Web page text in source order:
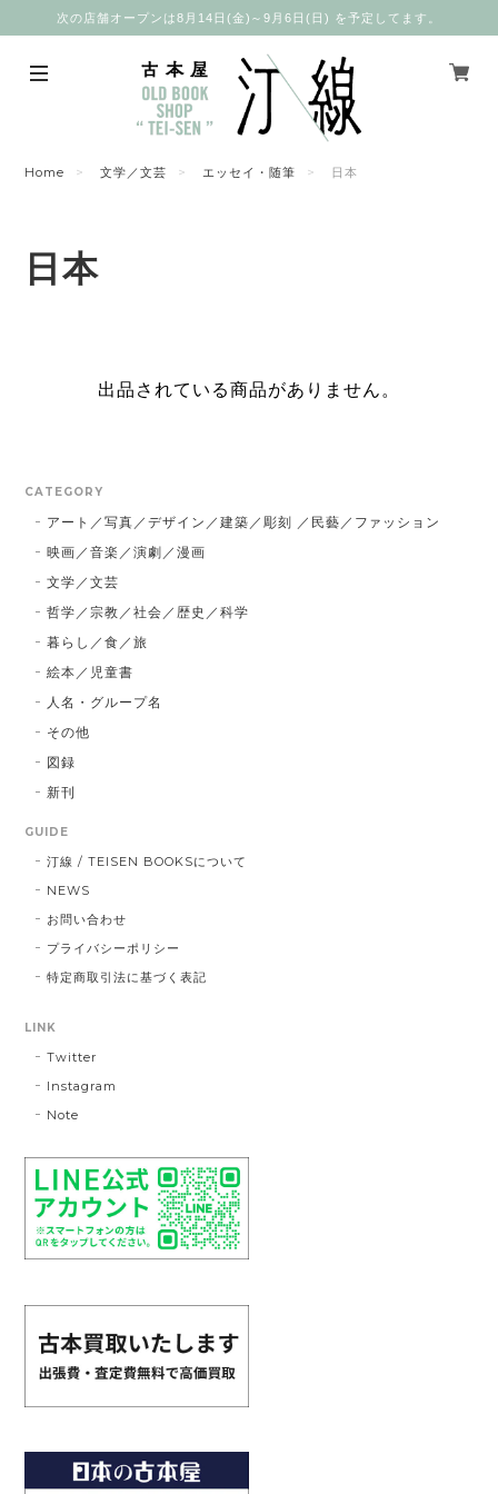
次の店舗オープンは8月14日(金)～9月6日(日) を予定してます。
Home 文学／文芸 エッセイ・随筆 日本
日本
出品されている商品がありません。
CATEGORY
アート／写真／デザイン／建築／彫刻 ／民藝／ファッション
映画／音楽／演劇／漫画
文学／文芸
哲学／宗教／社会／歴史／科学
暮らし／食／旅
絵本／児童書
人名・グループ名
その他
図録
新刊
GUIDE
汀線 / TEISEN BOOKSについて
NEWS
お問い合わせ
プライバシーポリシー
特定商取引法に基づく表記
LINK
Twitter
Instagram
Note